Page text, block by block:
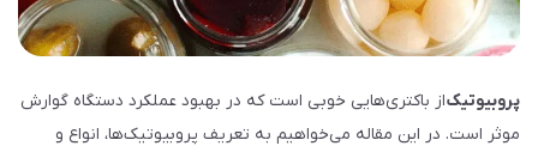
پروبیوتیکاز باکتری‌هایی خوبی است که در بهبود عملکرد دستگاه گوارش
موثر است. در این مقاله می‌خواهیم به تعریف پروبیوتیک‌ها، انواع و